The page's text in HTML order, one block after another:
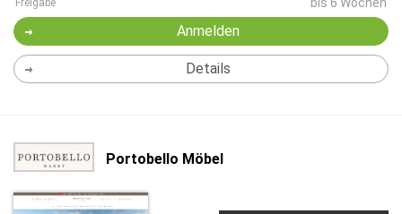
Freigabe
Anmelden
Details
Portobello Möbel